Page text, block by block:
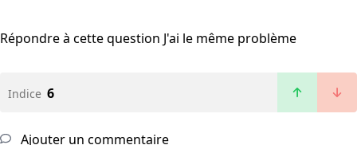
Répondre à cette question J'ai le même problème
Indice 6
Ajouter un commentaire